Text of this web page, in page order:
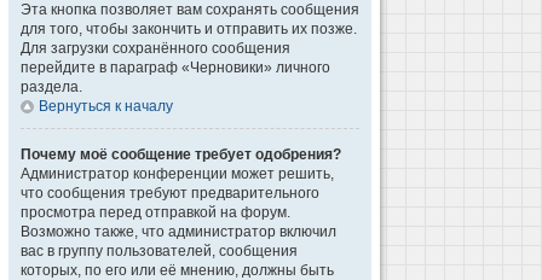
Эта кнопка позволяет вам сохранять сообщения
для того, чтобы закончить и отправить их позже.
Для загрузки сохранённого сообщения
перейдите в параграф «Черновики» личного
раздела.
Вернуться к началу
Почему моё сообщение требует одобрения?
Администратор конференции может решить,
что сообщения требуют предварительного
просмотра перед отправкой на форум.
Возможно также, что администратор включил
вас в группу пользователей, сообщения
которых, по его или её мнению, должны быть